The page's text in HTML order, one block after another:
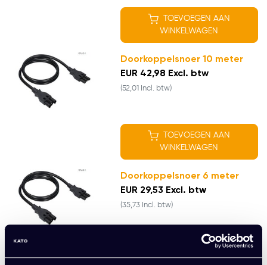
TOEVOEGEN AAN
WINKELWAGEN
Doorkoppelsnoer 10 meter
EUR 42,98 Excl. btw
(52,01 Incl. btw)
TOEVOEGEN AAN
WINKELWAGEN
Doorkoppelsnoer 6 meter
EUR 29,53 Excl. btw
(35,73 Incl. btw)